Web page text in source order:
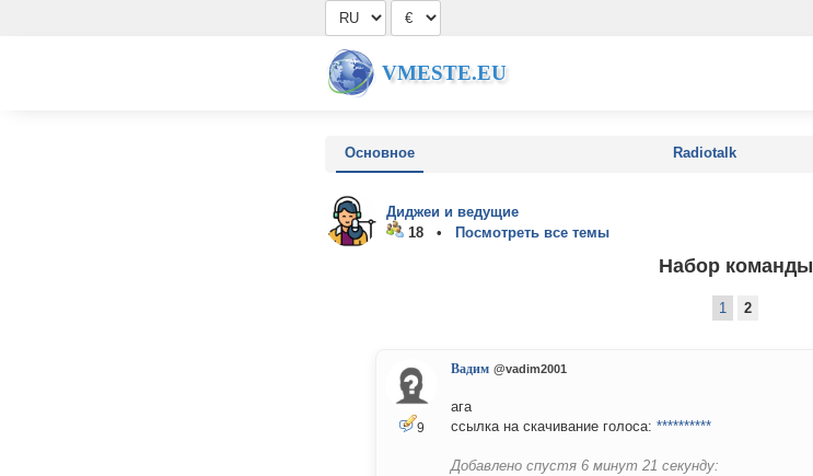
VMESTE.EU
Основное Radiotalk
Диджеи и ведущие
18 •
Посмотреть все темы
Набор команды
1 2
9
Вадим @vadim2001
ага
ссылка на скачивание голоса: **********
Добавлено спустя 6 минут 21 секунду: